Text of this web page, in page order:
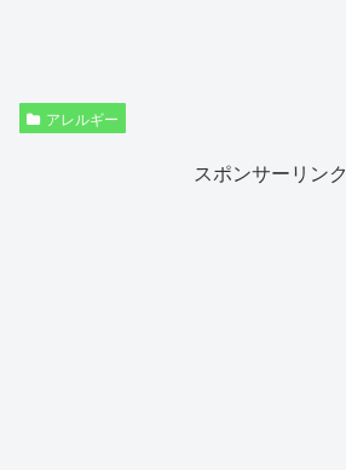
アレルギー
スポンサーリンク